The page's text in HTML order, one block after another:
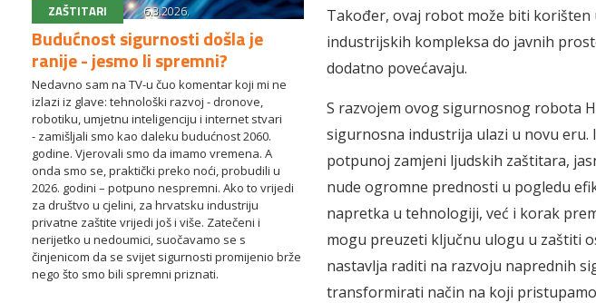
ZAŠTITARI 6.3.2026.
Budućnost sigurnosti došla je
ranije - jesmo li spremni?
Nedavno sam na TV-u čuo komentar koji mi ne
izlazi iz glave: tehnološki razvoj - dronove,
robotiku, umjetnu inteligenciju i internet stvari
- zamišljali smo kao daleku budućnost 2060.
godine. Vjerovali smo da imamo vremena. A
onda smo se, praktički preko noći, probudili u
2026. godini – potpuno nespremni. Ako to vrijedi
za društvo u cjelini, za hrvatsku industriju
privatne zaštite vrijedi još i više. Zatečeni i
nerijetko u nedoumici, suočavamo se s
činjenicom da se svijet sigurnosti promijenio brže
nego što smo bili spremni priznati.
Također, ovaj robot može biti
industrijskih kompleksa do javnih
dodatno povećavaju.
S razvojem ovog sigurnosnog robota
sigurnosna industrija ulazi u novu
potpunoj zamjeni ljudskih zaštitara,
nude ogromne prednosti u pogledu
napretka u tehnologiji, već i korak
mogu preuzeti ključnu ulogu u zaštiti
nastavlja raditi na razvoju naprednih
transformirati način na koji